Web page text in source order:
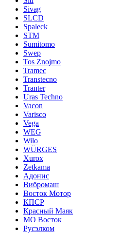
Sivag
SLCD
Spaleck
STM
Sumitomo
Swep
Tos Znojmo
Tramec
Transtecno
Tranter
Uras Techno
Vacon
Varisco
Vega
WEG
Wilo
WÜRGES
Xurox
Zetkama
Адонис
Вибромаш
Восток Мотор
КПСР
Красный Маяк
МО Восток
Русэлком